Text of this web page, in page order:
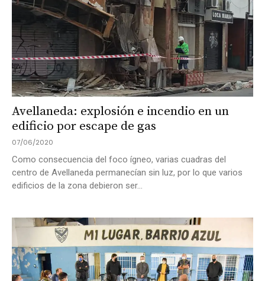
Avellaneda: explosión e incendio en un
edificio por escape de gas
07/06/2020
Como consecuencia del foco ígneo, varias cuadras del
centro de Avellaneda permanecían sin luz, por lo que varios
edificios de la zona debieron ser...